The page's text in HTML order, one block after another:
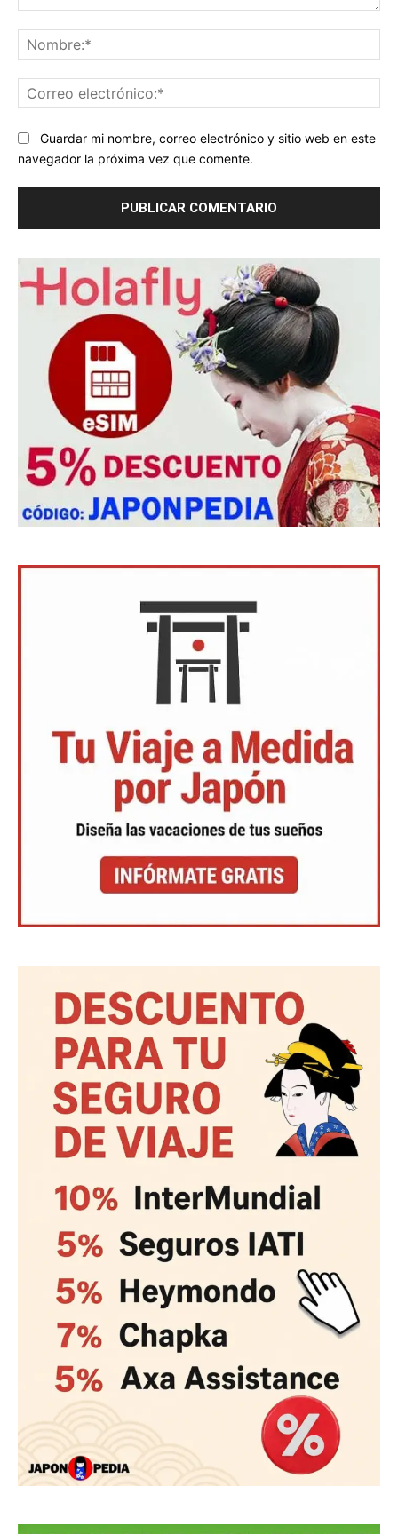
Guardar mi nombre, correo electrónico y sitio web en este
navegador la próxima vez que comente.